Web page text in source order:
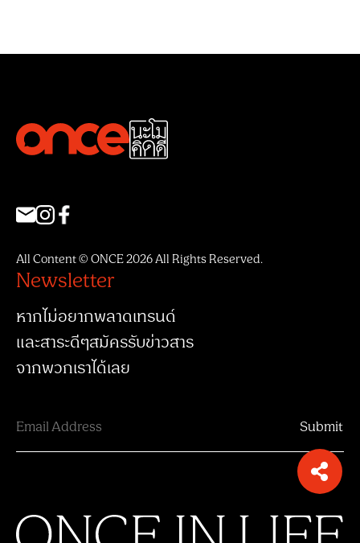
All Content © ONCE 2026 All Rights Reserved.
Newsletter
หากไม่อยากพลาดเทรนด์
และสาระดีๆสมัครรับข่าวสาร
จากพวกเราได้เลย